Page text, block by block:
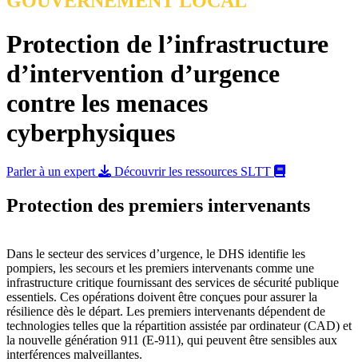
Protection de l’infrastructure
d’intervention d’urgence
contre les menaces
cyberphysiques
Parler à un expert Découvrir les ressources SLTT
Protection des premiers intervenants
Dans le secteur des services d’urgence, le DHS identifie les
pompiers, les secours et les premiers intervenants comme une
infrastructure critique fournissant des services de sécurité publique
essentiels. Ces opérations doivent être conçues pour assurer la
résilience dès le départ. Les premiers intervenants dépendent de
technologies telles que la répartition assistée par ordinateur (CAD) et
la nouvelle génération 911 (E-911), qui peuvent être sensibles aux
interférences malveillantes.